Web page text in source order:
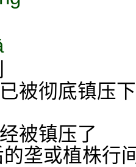
被彻底镇压
被镇压了
垄或植株行